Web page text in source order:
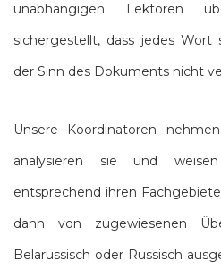
unabhängigen Lektoren
sichergestellt, dass jedes
der Sinn des Dokuments nicht
Unsere Koordinatoren
analysieren sie und
entsprechend ihren
dann von zugewiesenen
Belarussisch oder Russisch